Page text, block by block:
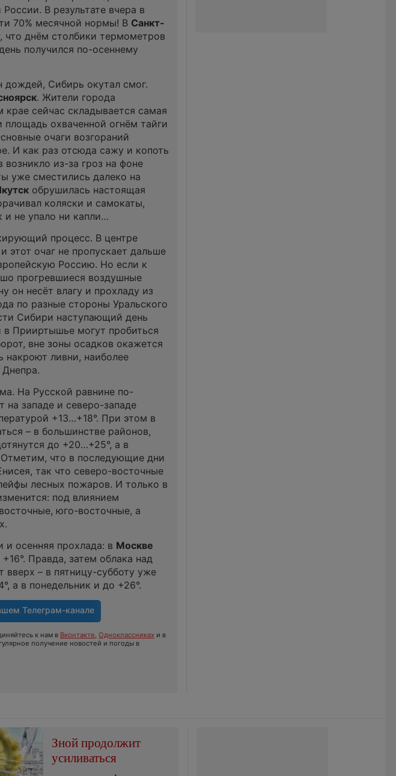
В результате вчера в
70% месячной нормы! В Санкт-
что днём столбики термометров
получился по-осеннему
дождей, Сибирь окутал смог.
. Жители города
сейчас складывается самая
площадь охваченной огнём тайги
очаги возгораний
И как раз отсюда сажу и копоть
из-за гроз на фоне
уже сместились далеко на
обрушилась настоящая
коляски и самокаты,
и не упало ни капли…
процесс. В центре
этот очаг не пропускает дальше
Россию. Но если к
прогревшиеся воздушные
он несёт влагу и прохладу из
по разные стороны Уральского
Сибири наступающий день
в Прииртышье могут пробиться
вне зоны осадков окажется
накроют ливни, наиболее
На Русской равнине по-
на западе и северо-западе
+13…+18°. При этом в
– в большинстве районов,
до +20…+25°, а в
что в последующие дни
так что северо-восточные
лесных пожаров. И только в
под влиянием
юго-восточные, а
осенняя прохлада: в Москве
Правда, затем облака над
вверх – в пятницу-субботу уже
а в понедельник и до +26°.
Телеграм-канале
к нам в Вконтакте Одноклассниках и в
получение новостей и погоды в
Зной продолжит
усиливаться